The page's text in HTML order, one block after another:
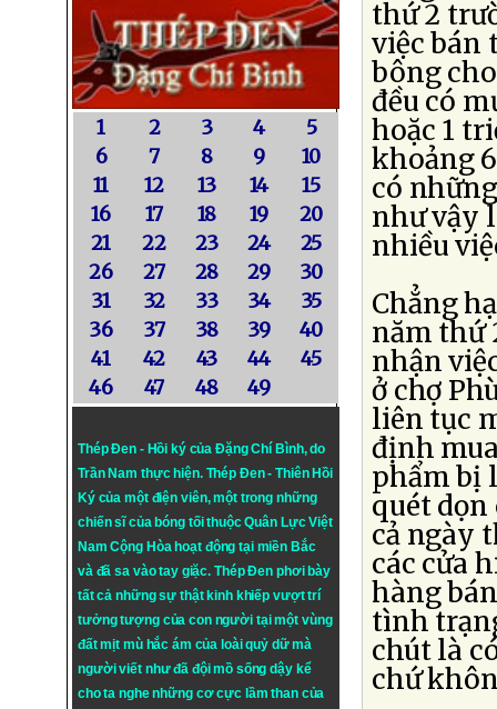
1 2 3 4
5
6
7 8 9
10
11
12 13 14
15
16
17 18 19
20
21
22 23 24
25
26
27 28 29
30
31
32 33 34
35
36
37 38 39
40
41
42 43 44
45
46
47 48 49
Thép Đen - Hồi ký của Đặng Chí Bình, do
Trần Nam thực hiện. Thép Đen- Thiên Hồi
Ký của một điện viên, một trong những
chiến sĩ của bóng tối thuộc Quân Lực Việt
Nam Cộng Hòa hoạt động tại miền Bắc
và đã sa vào tay giặc. Thép Đen phơi bày
tất cả những sự thật kinh khiếp vượt trí
tưởng tượng của con người tại một vùng
đất mịt mù hắc ám của loài quỷ dữ mà
người viết như đã đội mồ sống dậy kể
cho ta nghe những cơ cực lầm than của
thứ 2
việc bán
bông
đều có
hoặc 1
khoảng
có
như vậy
nhiều
Chẳng
năm thứ
nhận
ở chợ
liên tục
định
phẩm bị
quét
cả ngày
các cửa
hàng
tình
chút là
chứ